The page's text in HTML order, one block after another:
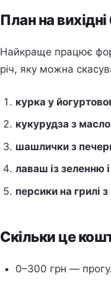
План на
Найкраще працює
річ, яку можна
курка у
кукурудза з
шашлички з
лаваш із зеленню і
персики на грилі
Скільки це
0–300 грн —